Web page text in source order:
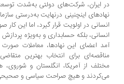
ایران، شرکت‌های دولتی به‌شدت توسعه
اینچنینی در‌نهایت به‌درستی
در اولویت قرار گیرد، اما این کار صورت
بلکه حسابداری و به‌ویژه پردازش
اعضای این نهادها، معاملات صورت
برای انتخاب بهترین متقاضی در
از آمریکا، انگلستان و شوروی، هر
و هیچ صراحت سیاسی و صحیحی